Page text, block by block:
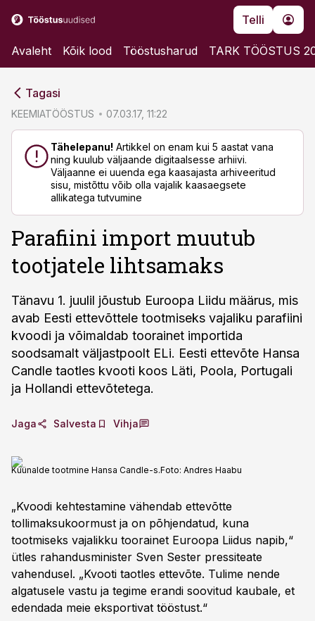
Telli
Avaleht Kõik lood Tööstusharud TARK TÖÖSTUS
Tagasi
KEEMIATÖÖSTUS 07.03.17, 11:22
Tähelepanu! Artikkel on enam kui 5 aastat vana
ning kuulub väljaande digitaalsesse arhiivi.
Väljaanne ei uuenda ega kaasajasta arhiveeritud
sisu, mistõttu võib olla vajalik kaasaegsete
allikatega tutvumine
Parafiini import muutub
tootjatele lihtsamaks
Tänavu 1. juulil jõustub Euroopa Liidu määrus, mis
avab Eesti ettevõttele tootmiseks vajaliku parafiini
kvoodi ja võimaldab toorainet importida
soodsamalt väljastpoolt ELi. Eesti ettevõte Hansa
Candle taotles kvooti koos Läti, Poola, Portugali
ja Hollandi ettevõtetega.
Jaga Salvesta Vihja
Küünalde tootmine Hansa Candle-s.Foto: Andres Haabu
„Kvoodi kehtestamine vähendab ettevõtte
tollimaksukoormust ja on põhjendatud, kuna
tootmiseks vajalikku toorainet Euroopa Liidus napib,“
ütles rahandusminister Sven Sester pressiteate
vahendusel. „Kvooti taotles ettevõte. Tulime nende
algatusele vastu ja tegime erandi soovitud kaubale, et
edendada meie eksportivat tööstust.“